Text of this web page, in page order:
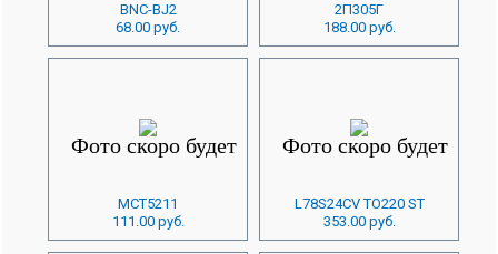
BNC-BJ2
68.00 руб.
2П305Г
188.00 руб.
MCT5211
111.00 руб.
L78S24CV TO220 ST
353.00 руб.